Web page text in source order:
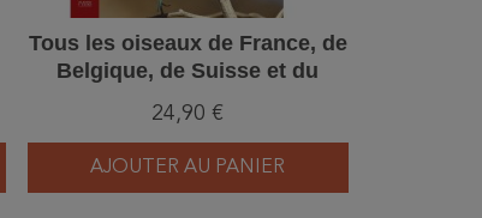
Tous les oiseaux de France, de
Belgique, de Suisse et du
24,90 €
AJOUTER AU PANIER